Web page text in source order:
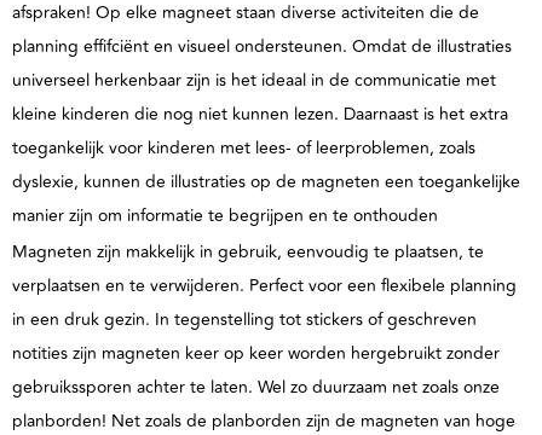
afspraken! Op elke magneet staan diverse activiteiten die de
planning effifciënt en visueel ondersteunen. Omdat de illustraties
universeel herkenbaar zijn is het ideaal in de communicatie met
kleine kinderen die nog niet kunnen lezen. Daarnaast is het extra
toegankelijk voor kinderen met lees- of leerproblemen, zoals
dyslexie, kunnen de illustraties op de magneten een toegankelijke
manier zijn om informatie te begrijpen en te onthouden
Magneten zijn makkelijk in gebruik, eenvoudig te plaatsen, te
verplaatsen en te verwijderen. Perfect voor een flexibele planning
in een druk gezin. In tegenstelling tot stickers of geschreven
notities zijn magneten keer op keer worden hergebruikt zonder
gebruikssporen achter te laten. Wel zo duurzaam net zoals onze
planborden! Net zoals de planborden zijn de magneten van hoge